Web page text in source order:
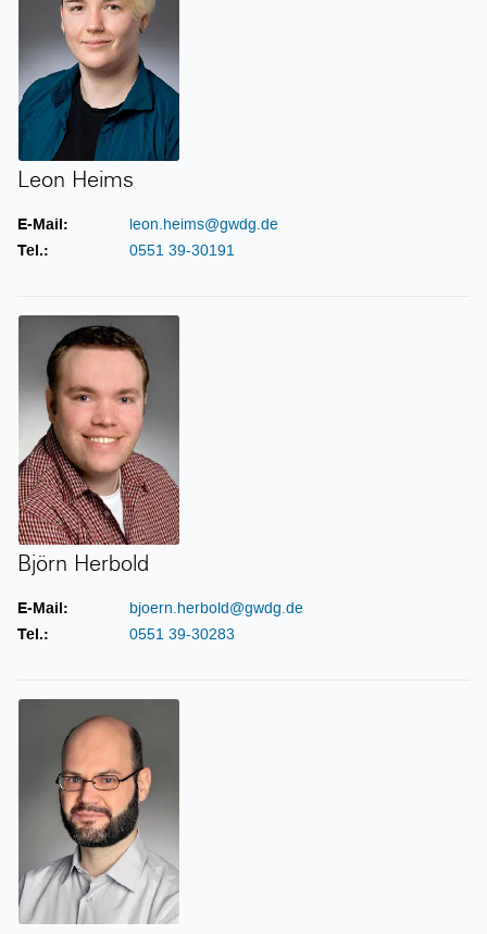
Leon Heims
E-Mail:
leon.heims@gwdg.de
Tel.:
0551 39-30191
Björn Herbold
E-Mail:
bjoern.herbold@gwdg.de
Tel.:
0551 39-30283